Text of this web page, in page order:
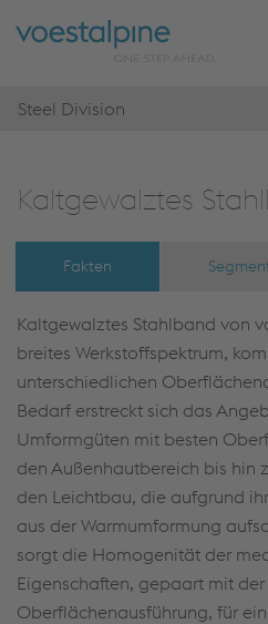
Steel Division
Kalt­ge­walz­tes
Fakten
Kaltgewalztes Stahlband von
breites Werkstoffspektrum,
unterschiedlichen
Bedarf erstreckt sich das
Umformgüten mit besten
den Außenhautbereich bis hin
den Leichtbau, die aufgrund
aus der Warmumformung
sorgt die Homogenität der
Eigenschaften, gepaart mit
Oberflächenausführung, für